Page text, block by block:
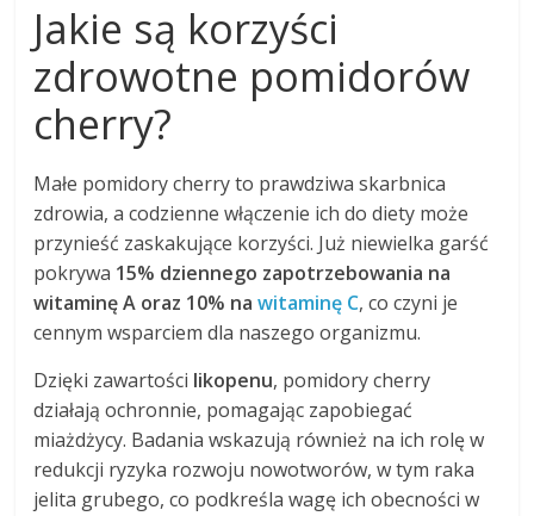
Jakie są korzyści
zdrowotne pomidorów
cherry?
Małe pomidory cherry to prawdziwa skarbnica
zdrowia, a codzienne włączenie ich do diety może
przynieść zaskakujące korzyści. Już niewielka garść
pokrywa 15% dziennego zapotrzebowania na
witaminę A oraz 10% nawitaminę C, co czyni je
cennym wsparciem dla naszego organizmu.
Dzięki zawartości likopenu, pomidory cherry
działają ochronnie, pomagając zapobiegać
miażdżycy. Badania wskazują również na ich rolę w
redukcji ryzyka rozwoju nowotworów, w tym raka
jelita grubego, co podkreśla wagę ich obecności w